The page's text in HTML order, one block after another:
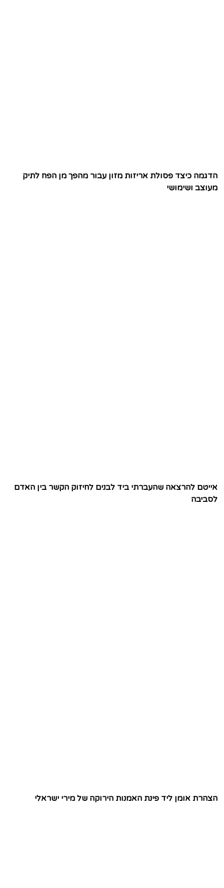
הדגמה כיצד פסולת אריזות מזון עבור מהפך מן הפח לתיק
מעוצב ושימושי
אייטם להרצאה שהעברתי ביד לבנים לחיזוק הקשר בין האדם
לסביבה
הצהרת אומן ליד פינת האמנות הירוקה של מירי ישראלי